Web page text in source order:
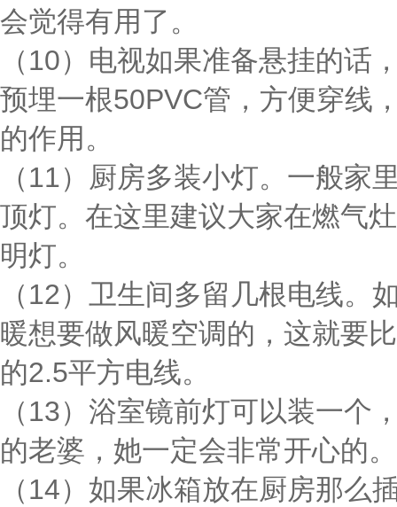
会觉得有用了。
（10）电视如果准备悬挂的话
预埋一根50PVC管，方便穿线
的作用。
（11）厨房多装小灯。一般家
顶灯。在这里建议大家在燃气
明灯。
（12）卫生间多留几根电线。
暖想要做风暖空调的，这就要
的2.5平方电线。
（13）浴室镜前灯可以装一个
的老婆，她一定会非常开心的。
（14）如果冰箱放在厨房那么